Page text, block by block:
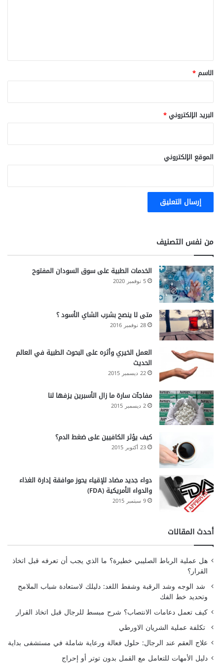
*
الاسم*
البريد الإلكتروني*
الموقع الإلكتروني
من نفس التصنيف
الخدمات الطبية على سوق السودان المفتوح
5 نوفمبر 2020
متى لا ينصح بشرب الشاي الأسود ؟
28 نوفمبر 2016
العمل الخيري وأثره على البحوث الطبية في العالم
الحديث
22 ديسمبر 2015
مفاجآت سارة ما زال الأسبرين يزفها لنا
2 ديسمبر 2015
كيف يؤثر الكافيين على ضغط الدم؟
23 أكتوبر 2015
دواء جديد مضاد للإقياء يحوز موافقة إدارة الغذاء
والدواء الأمريكية (FDA)
9 سبتمبر 2015
أحدث المقالات
هل عملية الرباط الصليبي خطيرة؟ ما الذي يجب أن تعرفه قبل اتخاذ
القرار؟
شد الوجه وشد الرقبة وشفط اللغد: دليلك لاستعادة شباب الملامح
وتحديد خط الفك
كيف تعمل دعامات الانتصاب؟ شرح مبسط للرجال قبل اتخاذ القرار
تكلفة عملية الشريان الاورطي
علاج العقم عند الرجال: حلول فعالة ورعاية شاملة في مستشفى بداية
دليل الأمهات للتعامل مع القمل بدون توتر أو إحراج